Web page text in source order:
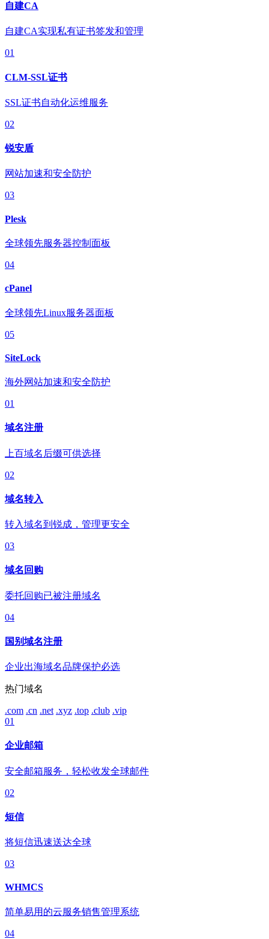
自建CA
自建CA实现私有证书签发和管理
01
CLM-SSL证书
SSL证书自动化运维服务
02
锐安盾
网站加速和安全防护
03
Plesk
全球领先服务器控制面板
04
cPanel
全球领先Linux服务器面板
05
SiteLock
海外网站加速和安全防护
01
域名注册
上百域名后缀可供选择
02
域名转入
转入域名到锐成，管理更安全
03
域名回购
委托回购已被注册域名
04
国别域名注册
企业出海域名品牌保护必选
热门域名
.com .cn .net .xyz .top .club .vip
01
企业邮箱
安全邮箱服务，轻松收发全球邮件
02
短信
将短信迅速送达全球
03
WHMCS
简单易用的云服务销售管理系统
04